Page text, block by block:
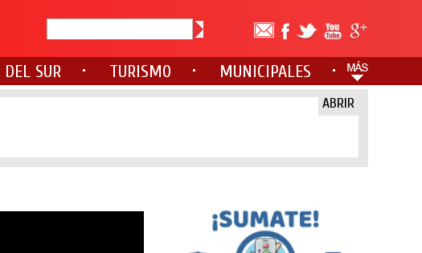
DEL SUR TURISMO MUNICIPALES
ABRIR